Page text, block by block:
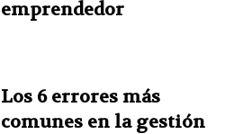
emprendedor
Los 6 errores más
comunes en la gestión